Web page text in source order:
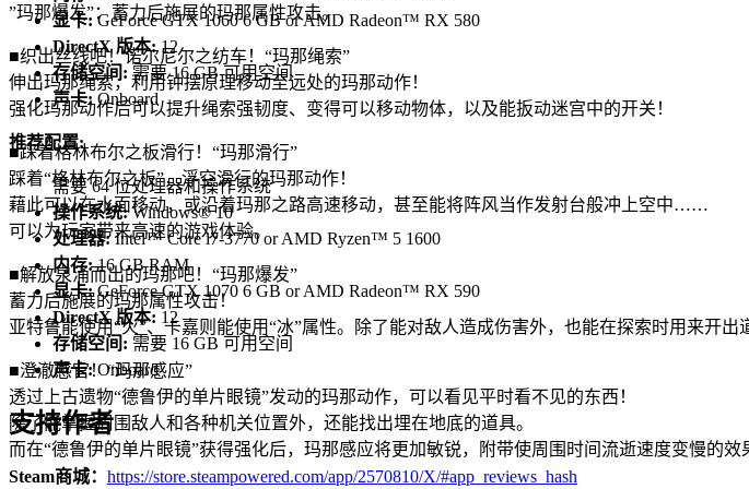
”玛那爆发”：蓄力后施展的玛那属性攻击。
■织出丝线吧！诺尔尼尔之纺车！“玛那绳索”
伸出玛那绳索，利用钟摆原理移动至远处的玛那动作！
强化玛那动作后可以提升绳索强韧度、变得可以移动物体，以及能扳动迷宫中的开关！
■踩着格林布尔之板滑行！“玛那滑行”
踩着“格林布尔之板”，浮空滑行的玛那动作！
藉此可以在水面移动，或沿着玛那之路高速移动，甚至能将阵风当作发射台般冲上空中……
可以为玩家带来高速的游戏体验。
■解放泉涌而出的玛那吧！“玛那爆发”
蓄力后施展的玛那属性攻击！
亚特鲁能使用“火”、卡嘉则能使用“冰”属性。除了能对敌人造成伤害外，也能在探索时用来开出
■澄澈感官！“玛那感应”
透过上古遗物“德鲁伊的单片眼镜”发动的玛那动作，可以看见平时看不见的东西！
除了能掌握周围敌人和各种机关位置外，还能找出埋在地底的道具。
而在“德鲁伊的单片眼镜”获得强化后，玛那感应将更加敏锐，附带使周围时间流逝速度变慢的
显卡: GeForce GTX 1060 6 GB or AMD Radeon™ RX 580
DirectX 版本:12
存储空间: 需要 16 GB 可用空间
声卡: Onboard
推荐配置:
需要 64 位处理器和操作系统
操作系统:Windows® 10
处理器:Intel™ Core i7-3770 or AMD Ryzen™ 5 1600
内存:16 GB RAM
显卡:GeForce GTX 1070 6 GB or AMD Radeon™ RX 590
DirectX 版本: 12
存储空间: 需要 16 GB 可用空间
声卡:Onboard
支持作者
Steam商城： https://store.steampowered.com/app/2570810/X/#app_reviews_hash